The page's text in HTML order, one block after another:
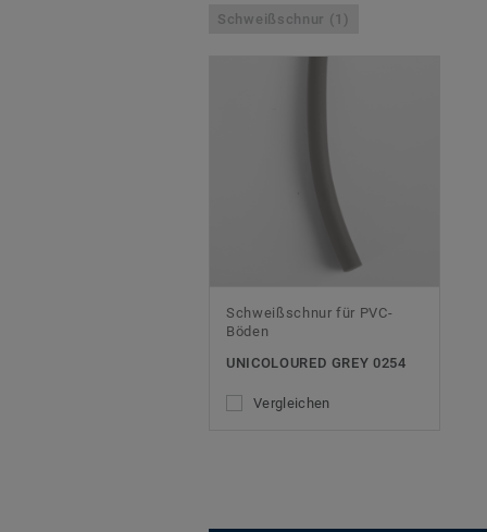
Schweißschnur (1)
Schweißschnur für PVC-
Böden
UNICOLOURED GREY 0254
Vergleichen